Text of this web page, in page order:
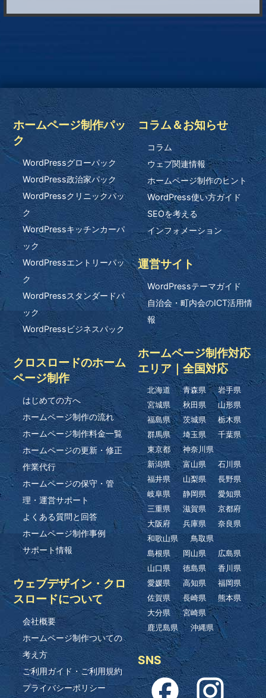
ホームページ制作パッ
ク
WordPressグローパック
WordPress政治家パック
WordPressクリニックパッ
ク
WordPressキッチンカーパ
ック
WordPressエントリーパッ
ク
WordPressスタンダードパ
ック
WordPressビジネスパック
クロスロードのホーム
ページ制作
はじめての方へ
ホームページ制作の流れ
ホームページ制作料金一覧
ホームページの更新・修正
作業代行
ホームページの保守・管
理・運営サポート
よくある質問と回答
ホームページ制作事例
サポート情報
ウェブデザイン・クロ
スロードについて
会社概要
ホームページ制作ついての
考え方
ご利用ガイド・ご利用規約
プライバシーポリシー
コラム＆お知らせ
コラム
ウェブ関連情報
ホームページ制作のヒント
WordPress使い方ガイド
SEOを考える
インフォメーション
運営サイト
WordPressテーマガイド
自治会・町内会のICT活用情
報
ホームページ制作対応
エリア｜全国対応
北海道 青森県
岩手県
宮城県
秋田県
山形県
福島県
茨城県
栃木県
群馬県
埼玉県
千葉県
東京都
神奈川県
新潟県
富山県
石川県
福井県
山梨県
長野県
岐阜県
静岡県
愛知県
三重県
滋賀県
京都府
大阪府
兵庫県
奈良県
和歌山県
鳥取県
島根県
岡山県
広島県
山口県
徳島県
香川県
愛媛県
高知県
福岡県
佐賀県
長崎県
熊本県
大分県
宮崎県
鹿児島県
沖縄県
SNS